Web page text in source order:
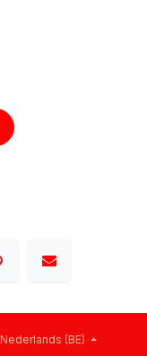
Nederlands (BE)